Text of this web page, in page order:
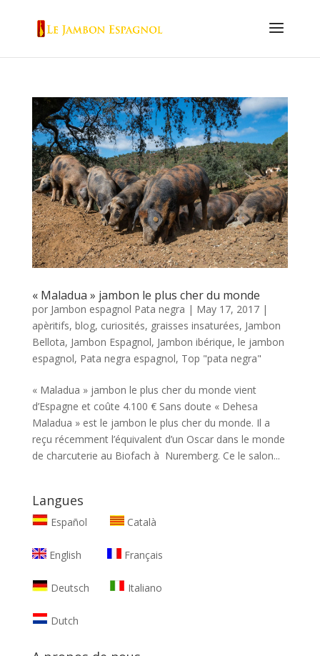
« Maladua » jambon le plus cher du monde
por Jambon espagnol Pata negra | May 17, 2017|
apèritifs, blog, curiosités, graisses insaturées, Jambon
Bellota, Jambon Espagnol, Jambon ibérique, le jambon
espagnol, Pata negra espagnol, Top "pata negra"
« Maladua » jambon le plus cher du monde vient
d’Espagne et coûte 4.100 € Sans doute « Dehesa
Maladua » est le jambon le plus cher du monde. Il a
reçu récemment l’équivalent d’un Oscar dans le monde
de charcuterie au Biofach à Nuremberg. Ce le salon...
Langues
Español Català
English Français
Deutsch Italiano
Dutch